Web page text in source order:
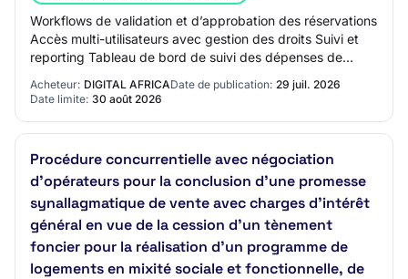
Workflows de validation et d’approbation des réservations
Accès multi-utilisateurs avec gestion des droits Suivi et
reporting Tableau de bord de suivi des dépenses de
Acheteur: DIGITAL AFRICADate de publication: 29 juil. 2026
Date limite: 30 août 2026
Procédure concurrentielle avec négociation
d'opérateurs pour la conclusion d'une promesse
synallagmatique de vente avec charges d'intérêt
général en vue de la cession d'un tènement
foncier pour la réalisation d'un programme de
logements en mixité sociale et fonctionnelle, de